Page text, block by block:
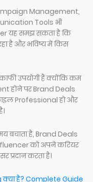
Management,
Tools भी
यह समझ सकता है कि
है और भविष्य में किस
उपयोगी हैं क्योंकि कम
होने पर Brand Deals
Professional हो और
है, Brand Deals
को अपने करियर
प्रदान करता है।
है? Complete Guide